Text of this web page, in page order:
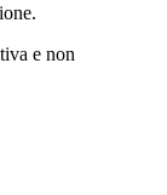
e non